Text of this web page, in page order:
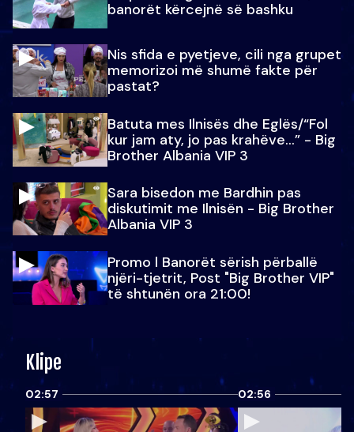
banorët kërcejnë së bashku
Nis sfida e pyetjeve, cili nga grupet
memorizoi më shumë fakte për
pastat?
Batuta mes Ilnisës dhe Eglës/“Fol
kur jam aty, jo pas krahëve…” - Big
Brother Albania VIP 3
Sara bisedon me Bardhin pas
diskutimit me Ilnisën - Big Brother
Albania VIP 3
Promo l Banorët sërish përballë
njëri-tjetrit, Post "Big Brother VIP"
të shtunën ora 21:00!
Klipe
02:57 02:56